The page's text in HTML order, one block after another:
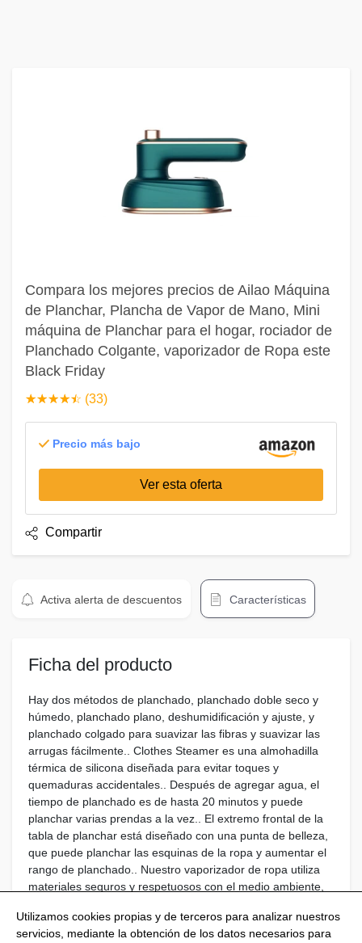
Compara los mejores precios de Ailao Máquina
de Planchar, Plancha de Vapor de Mano, Mini
máquina de Planchar para el hogar, rociador de
Planchado Colgante, vaporizador de Ropa este
Black Friday
☆☆☆☆☆
★★★★★ (33)
Precio más bajo
Ver esta oferta
Compartir
Activa alerta de descuentos Características
Ficha del producto
Hay dos métodos de planchado, planchado doble seco y
húmedo, planchado plano, deshumidificación y ajuste, y
planchado colgado para suavizar las fibras y suavizar las
arrugas fácilmente.. Clothes Steamer es una almohadilla
térmica de silicona diseñada para evitar toques y
quemaduras accidentales.. Después de agregar agua, el
tiempo de planchado es de hasta 20 minutos y puede
planchar varias prendas a la vez.. El extremo frontal de la
tabla de planchar está diseñado con una punta de belleza,
que puede planchar las esquinas de la ropa y aumentar el
rango de planchado.. Nuestro vaporizador de ropa utiliza
materiales seguros y respetuosos con el medio ambiente,
Utilizamos cookies propias y de terceros para analizar nuestros
servicios, mediante la obtención de los datos necesarios para